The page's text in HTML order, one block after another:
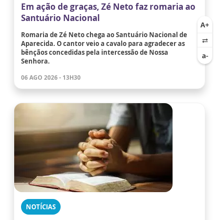
Em ação de graças, Zé Neto faz romaria ao
Santuário Nacional
Romaria de Zé Neto chega ao Santuário Nacional de
Aparecida. O cantor veio a cavalo para agradecer as
bênçãos concedidas pela intercessão de Nossa
Senhora.
06 AGO 2026 - 13H30
NOTÍCIAS